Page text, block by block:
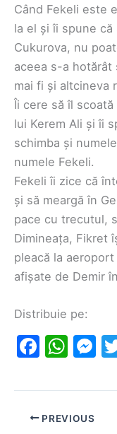
Când Fekeli este
la el și îi spune
Cukurova, nu
aceea s-a hotărât
mai fi și altcineva
Îi cere să îl
lui Kerem Ali și îi
schimba și
numele Fekeli.
Fekeli îi zice că
și să meargă în
pace cu trecutul,
Dimineața, Fikret
pleacă la
afișate de Demir
Distribuie pe:
F
c
e
W
at
s
M
s
PREVIOUS